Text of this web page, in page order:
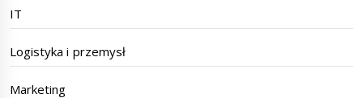
IT
Logistyka i przemysł
Marketing